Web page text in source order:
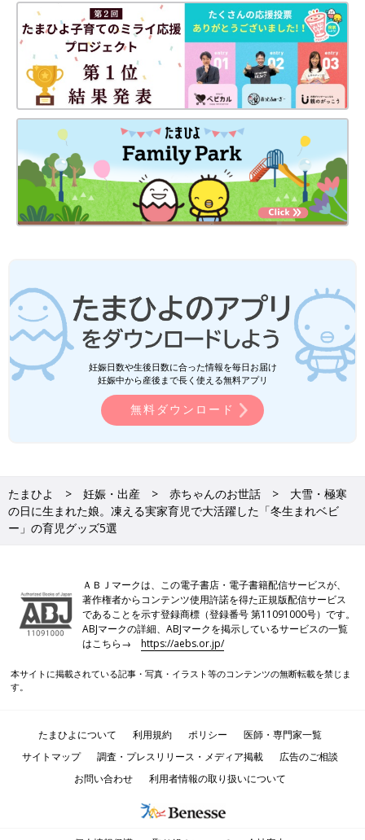
妊娠日数や生後日数に合った情報を毎日お届け
妊娠中から産後まで長く使える無料アプリ
無料ダウンロード
たまひよ 妊娠・出産 赤ちゃんのお世話
大雪・極寒
の日に生まれた娘。凍える実家育児で大活躍した「冬生まれベビ
ー」の育児グッズ5選
ＡＢＪマークは、この電子書店・電子書籍配信サービスが、
著作権者からコンテンツ使用許諾を得た正規版配信サービス
であることを示す登録商標（登録番号 第11091000号）です。
ABJマークの詳細、ABJマークを掲示しているサービスの一覧
はこちら→https://aebs.or.jp/
本サイトに掲載されている記事・写真・イラスト等のコンテンツの無断転載を禁じま
す。
たまひよについて 利用規約 ポリシー
医師・専門家一覧
サイトマップ
調査・プレスリリース・メディア掲載
広告のご相談
お問い合わせ
利用者情報の取り扱いについて